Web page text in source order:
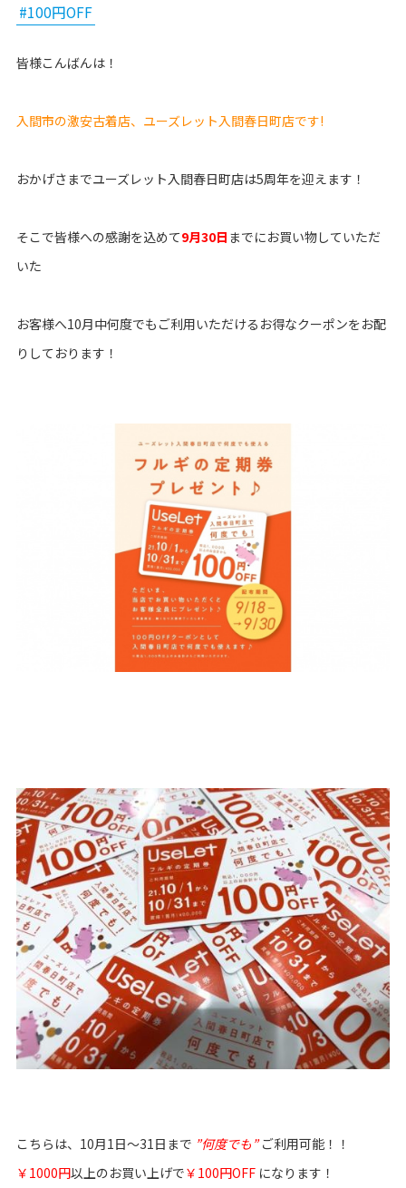
#100円OFF
皆様こんばんは！
入間市の激安古着店、ユーズレット入間春日町店です!
おかげさまでユーズレット入間春日町店は5周年を迎えます！
そこで皆様への感謝を込めて9月30日 までにお買い物していただ
いた
お客様へ10月中何度でもご利用いただけるお得なクーポンをお配
りしております！
こちらは、10月1日～31日まで ”何度でも”ご利用可能！！
￥1000円以上のお買い上げで￥100円OFF になります！